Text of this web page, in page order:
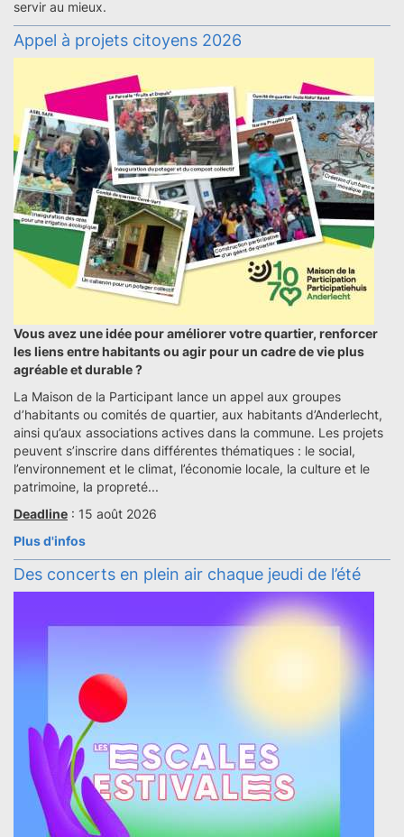
servir au mieux.
Appel à projets citoyens 2026
Vous avez une idée pour améliorer votre quartier, renforcer
les liens entre habitants ou agir pour un cadre de vie plus
agréable et durable ?
La Maison de la Participant lance un appel aux groupes
d’habitants ou comités de quartier, aux habitants d’Anderlecht,
ainsi qu’aux associations actives dans la commune. Les projets
peuvent s’inscrire dans différentes thématiques : le social,
l’environnement et le climat, l’économie locale, la culture et le
patrimoine, la propreté...
Deadline : 15 août 2026
Plus d'infos
Des concerts en plein air chaque jeudi de l’été